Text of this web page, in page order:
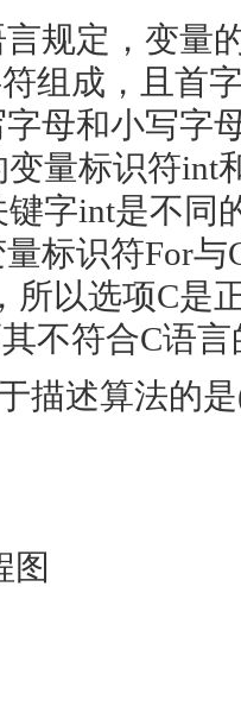
定，变量
组成，且首
母和小写字
量标识符int
字int是不同
标识符For
所以选项C是
不符合C语
述算法的